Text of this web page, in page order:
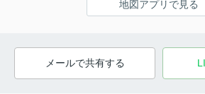
地図アプリで見る
メールで共有する